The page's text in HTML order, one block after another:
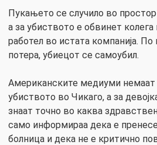
Пукањето се случило во
а за убиството е обвинет колега
работел во истата компанија.
потера, убиецот се самоубил.
Американските медиуми немаат
убиството во Чикаго, а за
знаат точно во каква
само информираа дека е
болница и дека не е критично